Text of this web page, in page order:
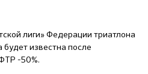
лиги» Федерации триатлона
известна после
-50%.